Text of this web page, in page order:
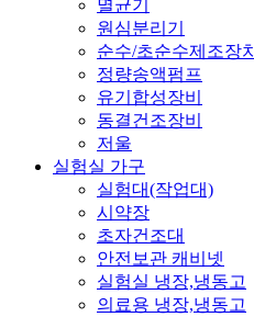
멸균기
원심분리기
순수/초순수제조장치
정량송액펌프
유기합성장비
동결건조장비
저울
실험실 가구
실험대(작업대)
시약장
초자건조대
안전보관 캐비넷
실험실 냉장,냉동고
의료용 냉장,냉동고